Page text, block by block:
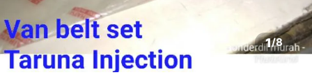
1/8